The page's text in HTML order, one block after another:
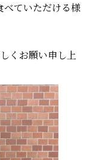
べていただける様
くお願い申し上